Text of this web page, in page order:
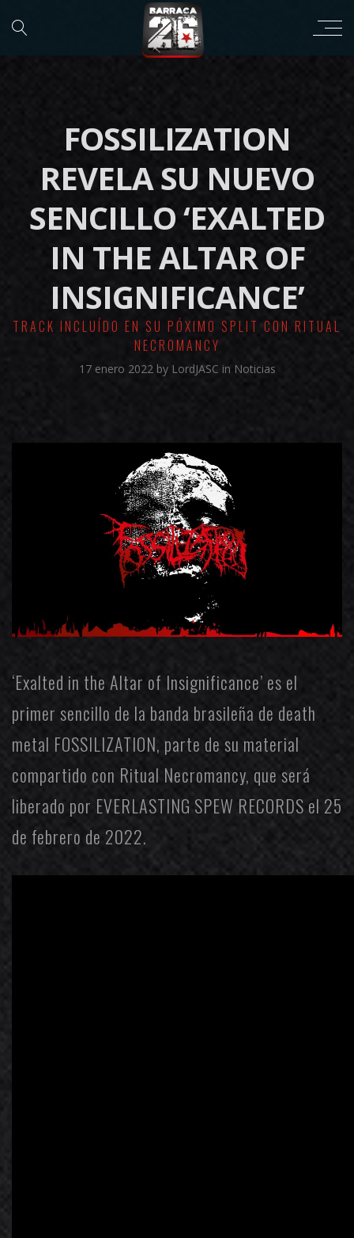
FOSSILIZATION
REVELA SU NUEVO
SENCILLO ‘EXALTED
IN THE ALTAR OF
INSIGNIFICANCE’
TRACK INCLUÍDO EN SU PÓXIMO SPLIT CON RITUAL
NECROMANCY
17 enero 2022 by LordJASC in Noticias
‘Exalted in the Altar of Insignificance’ es el
primer sencillo de la banda brasileña de death
metal FOSSILIZATION, parte de su material
compartido con Ritual Necromancy, que será
liberado por EVERLASTING SPEW RECORDS el 25
de febrero de 2022.